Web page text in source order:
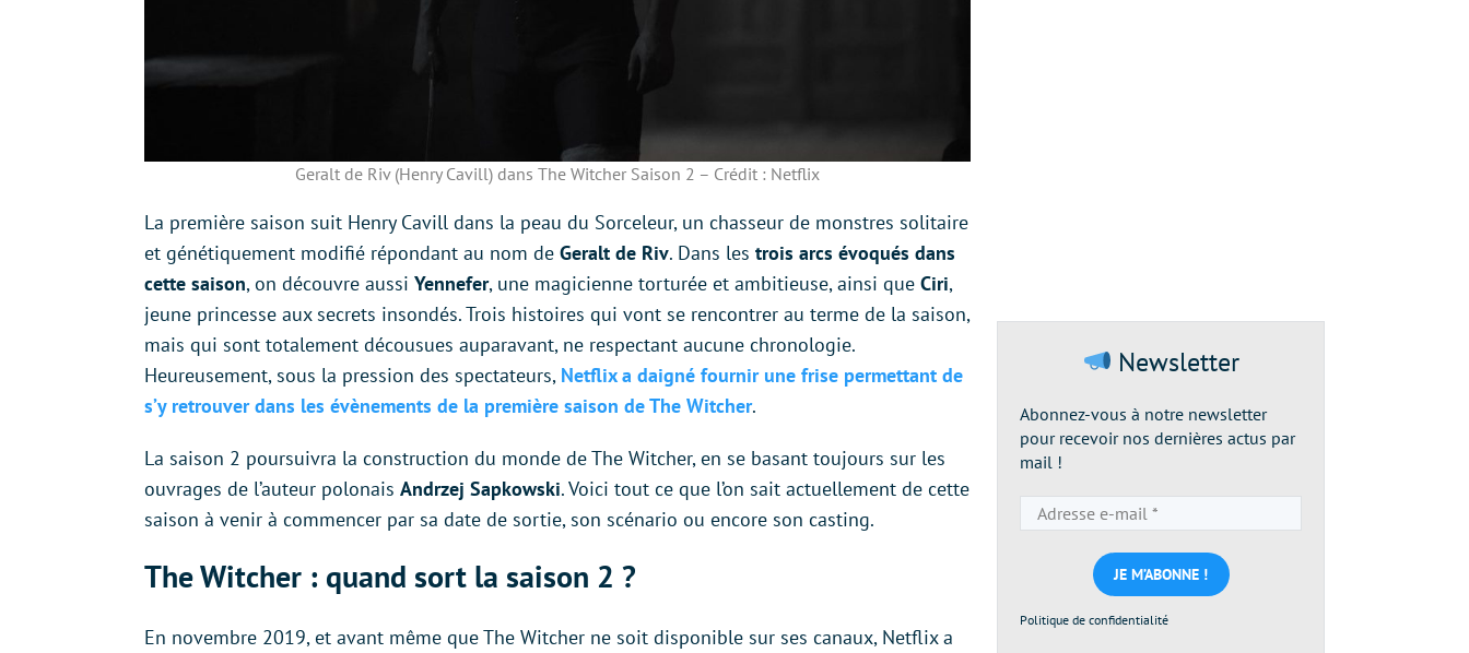
Geralt de Riv (Henry Cavill) dans The Witcher Saison 2 – Crédit : Netflix
La première saison suit Henry Cavill dans la peau du Sorceleur, un chasseur de monstres solitaire
et génétiquement modifié répondant au nom de Geralt de Riv. Dans les trois arcs évoqués dans
cette saison, on découvre aussi Yennefer, une magicienne torturée et ambitieuse, ainsi que Ciri,
jeune princesse aux secrets insondés. Trois histoires qui vont se rencontrer au terme de la saison,
mais qui sont totalement décousues auparavant, ne respectant aucune chronologie.
Heureusement, sous la pression des spectateurs, Netflix a daigné fournir une frise permettant de
s’y retrouver dans les évènements de la première saison de The Witcher.
La saison 2 poursuivra la construction du monde de The Witcher, en se basant toujours sur les
ouvrages de l’auteur polonais Andrzej Sapkowski. Voici tout ce que l’on sait actuellement de cette
saison à venir à commencer par sa date de sortie, son scénario ou encore son casting.
The Witcher : quand sort la saison 2 ?
En novembre 2019, et avant même que The Witcher ne soit disponible sur ses canaux, Netflix a
Newsletter
Abonnez-vous à notre newsletter
pour recevoir nos dernières actus par
mail !
e-
mail
*
Politique de confidentialité